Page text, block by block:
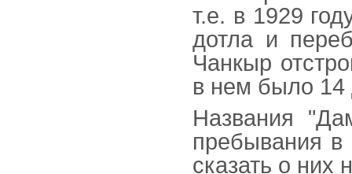
т.е. в 1929
дотла и
Чанкыр
в нем было 14
Названия
пребывания в
сказать о них